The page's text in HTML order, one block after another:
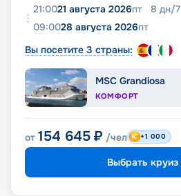
21:0021 августа 2026пт 8 дн/7
09:0028 августа 2026пт
Вы посетите 3 страны:
MSC Grandiosa
КОМФОРТ
от 154 645 ₽ /чел +1 000
Выбрать круиз